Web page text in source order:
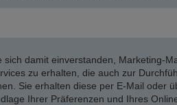
damit einverstanden, Marketing-
zu erhalten, die auch zur
Sie erhalten diese per E-Mail oder
Ihrer Präferenzen und Ihres